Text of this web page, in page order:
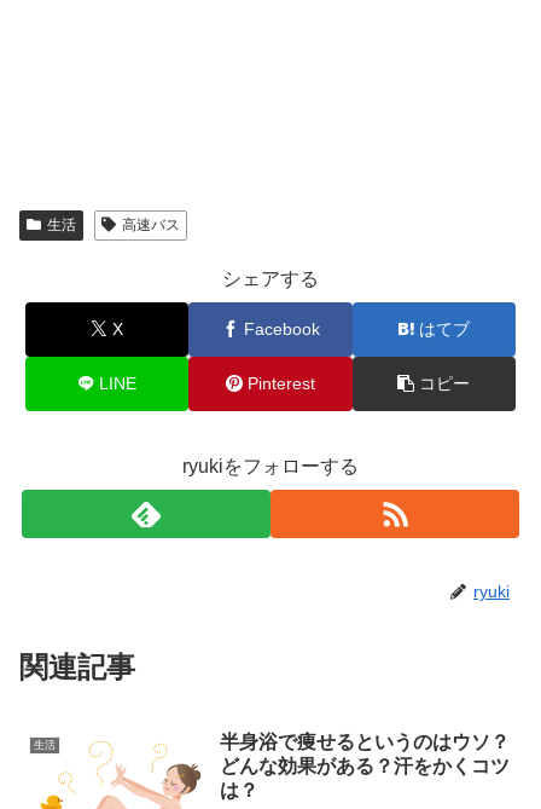
生活 高速バス
シェアする
X Facebook はてブ
LINE Pinterest コピー
ryukiをフォローする
ryuki
関連記事
生活
半身浴で痩せるというのはウソ？
どんな効果がある？汗をかくコツ
は？